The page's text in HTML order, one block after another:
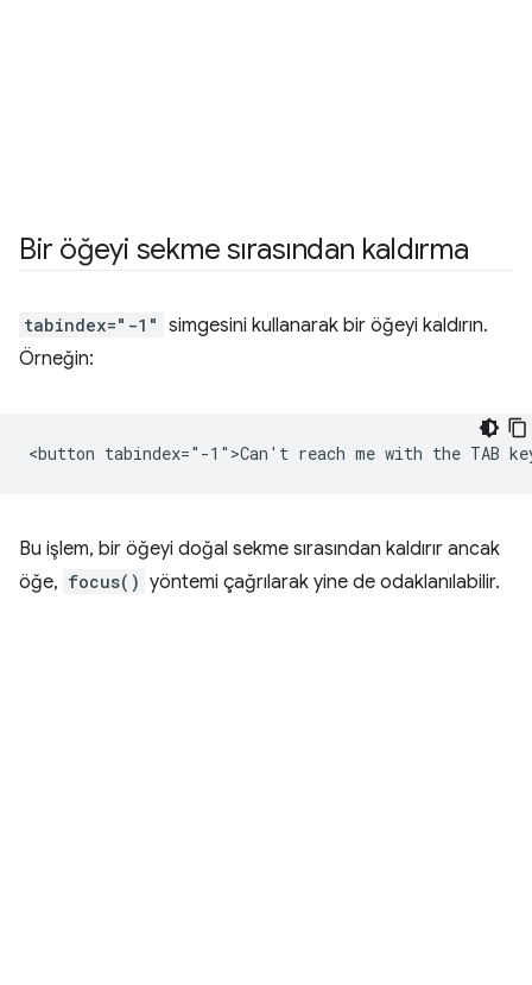
Bir öğeyi sekme sırasından kaldırma
tabindex="-1" simgesini kullanarak bir öğeyi kaldırın.
Örneğin:
Bu işlem, bir öğeyi doğal sekme sırasından kaldırır ancak
öğe, focus() yöntemi çağrılarak yine de odaklanılabilir.